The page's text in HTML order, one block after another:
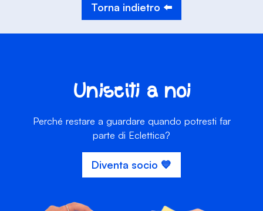
Torna indietro ⬅️
Unisciti a noi
Perché restare a guardare quando potresti far
parte di Eclettica?
Diventa socio 💙